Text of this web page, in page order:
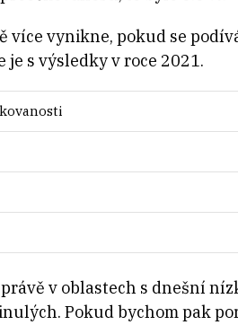
více vynikne, pokud se
je s výsledky v roce 2021.
v oblastech s dnešní
Pokud bychom pak